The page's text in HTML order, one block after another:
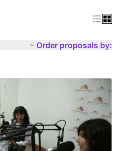
Order proposals by: